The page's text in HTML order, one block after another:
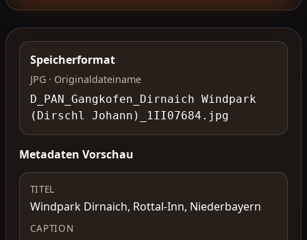
Speicherformat
JPG · Originaldateiname
D_PAN_Gangkofen_Dirnaich Windpark
(Dirschl Johann)_1II07684.jpg
Metadaten Vorschau
TITEL
Windpark Dirnaich, Rottal-Inn, Niederbayern
CAPTION